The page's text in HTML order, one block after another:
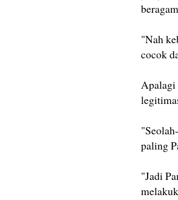
"Nah
cocok
Apalagi
paling
"Jadi